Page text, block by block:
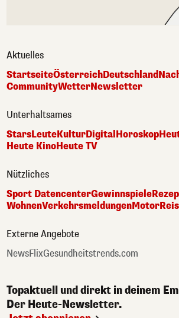
Aktuelles
StartseiteÖsterreichDeutschland
CommunityWetterNewsletter
Unterhaltsames
StarsLeuteKulturDigitalHoroskop
Heute KinoHeute TV
Nützliches
Sport DatencenterGewinnspiele
WohnenVerkehrsmeldungenMotor
Externe Angebote
NewsFlixGesundheitstrends.com
Topaktuell und direkt in deinem
Der Heute-Newsletter.